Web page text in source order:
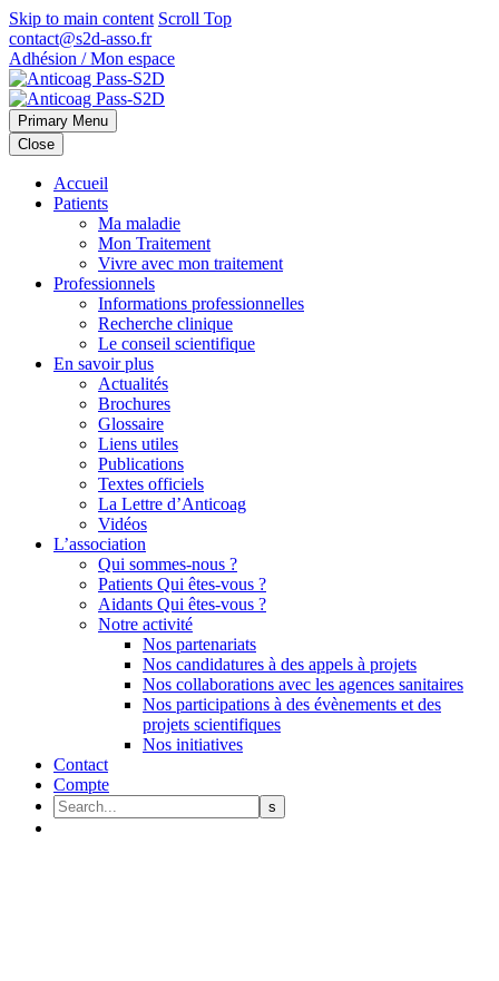
Skip to main content Scroll Top
contact@s2d-asso.fr
Adhésion / Mon espace
Primary Menu
Close
Accueil
Patients
Ma maladie
Mon Traitement
Vivre avec mon traitement
Professionnels
Informations professionnelles
Recherche clinique
Le conseil scientifique
En savoir plus
Actualités
Brochures
Glossaire
Liens utiles
Publications
Textes officiels
La Lettre d’Anticoag
Vidéos
L’association
Qui sommes-nous ?
Patients Qui êtes-vous ?
Aidants Qui êtes-vous ?
Notre activité
Nos partenariats
Nos candidatures à des appels à projets
Nos collaborations avec les agences sanitaires
Nos participations à des évènements et des
projets scientifiques
Nos initiatives
Contact
Compte